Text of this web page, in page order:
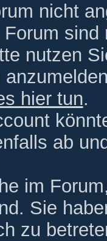
nicht
nutzen
hier tun.
ab
im
Sie
zu